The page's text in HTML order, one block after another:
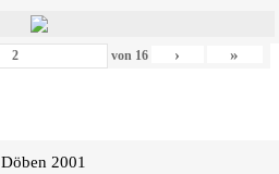
von 16 › »
Döben 2001